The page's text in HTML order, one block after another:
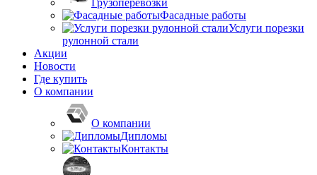
Фасадные работы
Услуги порезки
рулонной стали
Акции
Новости
Где купить
О компании
О компании
Дипломы
Контакты